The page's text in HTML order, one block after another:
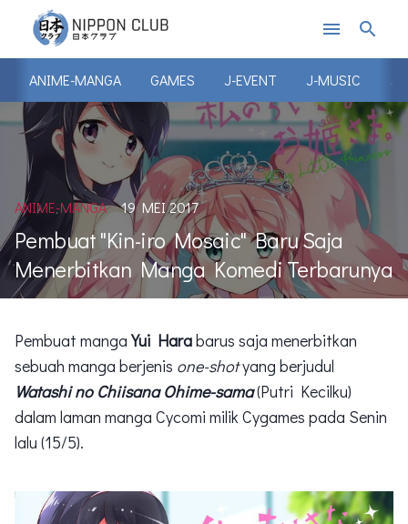
menu search
ANIME-MANGA GAMES J-EVENT J-MUSIC J-
ANIME-MANGA 19 MEI 2017
Pembuat "Kin-iro Mosaic" Baru Saja
Menerbitkan Manga Komedi Terbarunya
Pembuat mangaYui Harabarus saja menerbitkan
sebuah manga berjenis one-shotyang berjudul
Watashi no Chiisana Ohime-sama(Putri Kecilku)
dalam laman manga Cycomi milik Cygames pada Senin
lalu (15/5).